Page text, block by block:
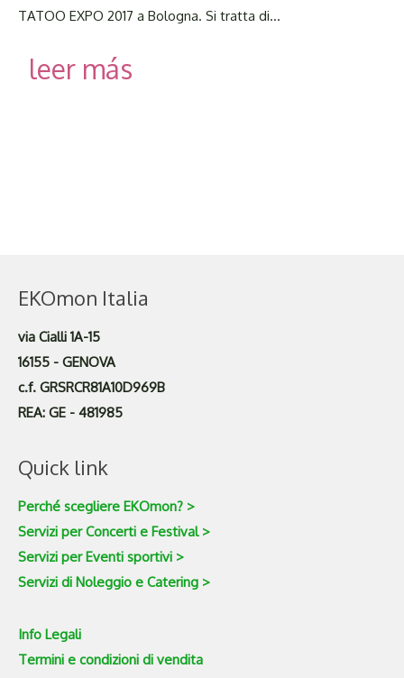
TATOO EXPO 2017 a Bologna. Si tratta di…
leer más
EKOmon Italia
via Cialli 1A-15
16155 - GENOVA
c.f. GRSRCR81A10D969B
REA: GE - 481985
Quick link
Perché scegliere EKOmon? >
Servizi per Concerti e Festival >
Servizi per Eventi sportivi >
Servizi di Noleggio e Catering >
Info Legali
Termini e condizioni di vendita